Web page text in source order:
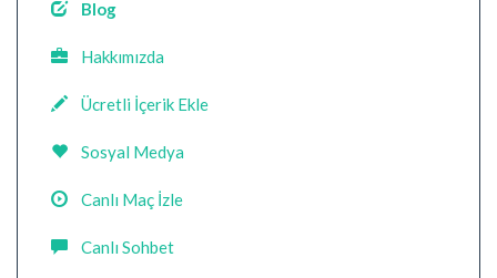
Blog
Hakkımızda
Ücretli İçerik Ekle
Sosyal Medya
Canlı Maç İzle
Canlı Sohbet